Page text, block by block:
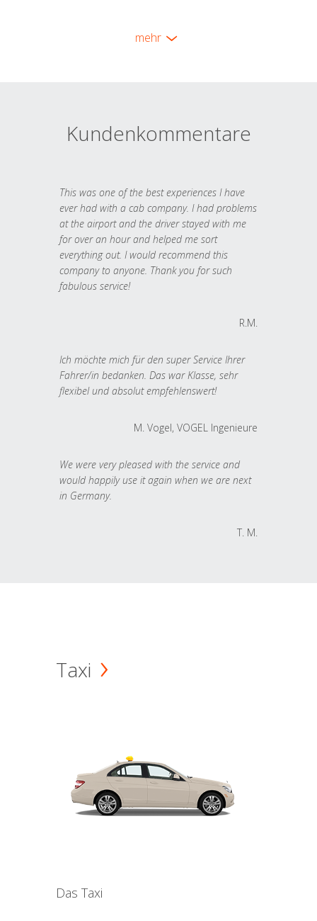
mehr
Kundenkommentare
This was one of the best experiences I have
ever had with a cab company. I had problems
at the airport and the driver stayed with me
for over an hour and helped me sort
everything out. I would recommend this
company to anyone. Thank you for such
fabulous service!
R.M.
Ich möchte mich für den super Service Ihrer
Fahrer/in bedanken. Das war Klasse, sehr
flexibel und absolut empfehlenswert!
M. Vogel, VOGEL Ingenieure
We were very pleased with the service and
would happily use it again when we are next
in Germany.
T. M.
Taxi
Das Taxi